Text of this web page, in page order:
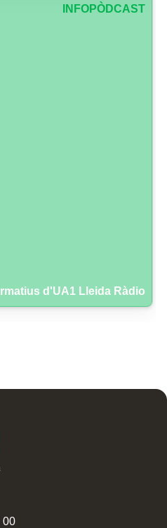
INFOPÒDCAST
d'UA1 Lleida Ràdio
00